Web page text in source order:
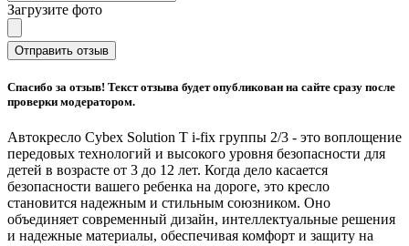
Загрузите фото
Отправить отзыв
Спасибо за отзыв! Текст отзыва будет опубликован на сайте сразу после
проверки модератором.
Автокресло Cybex Solution T i-fix группы 2/3 - это воплощение
передовых технологий и высокого уровня безопасности для
детей в возрасте от 3 до 12 лет. Когда дело касается
безопасности вашего ребенка на дороге, это кресло
становится надежным и стильным союзником. Оно
объединяет современный дизайн, интеллектуальные решения
и надежные материалы, обеспечивая комфорт и защиту на